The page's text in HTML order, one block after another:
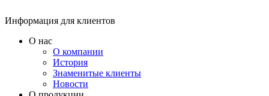
Информация для клиентов
О нас
О компании
История
Знаменитые клиенты
Новости